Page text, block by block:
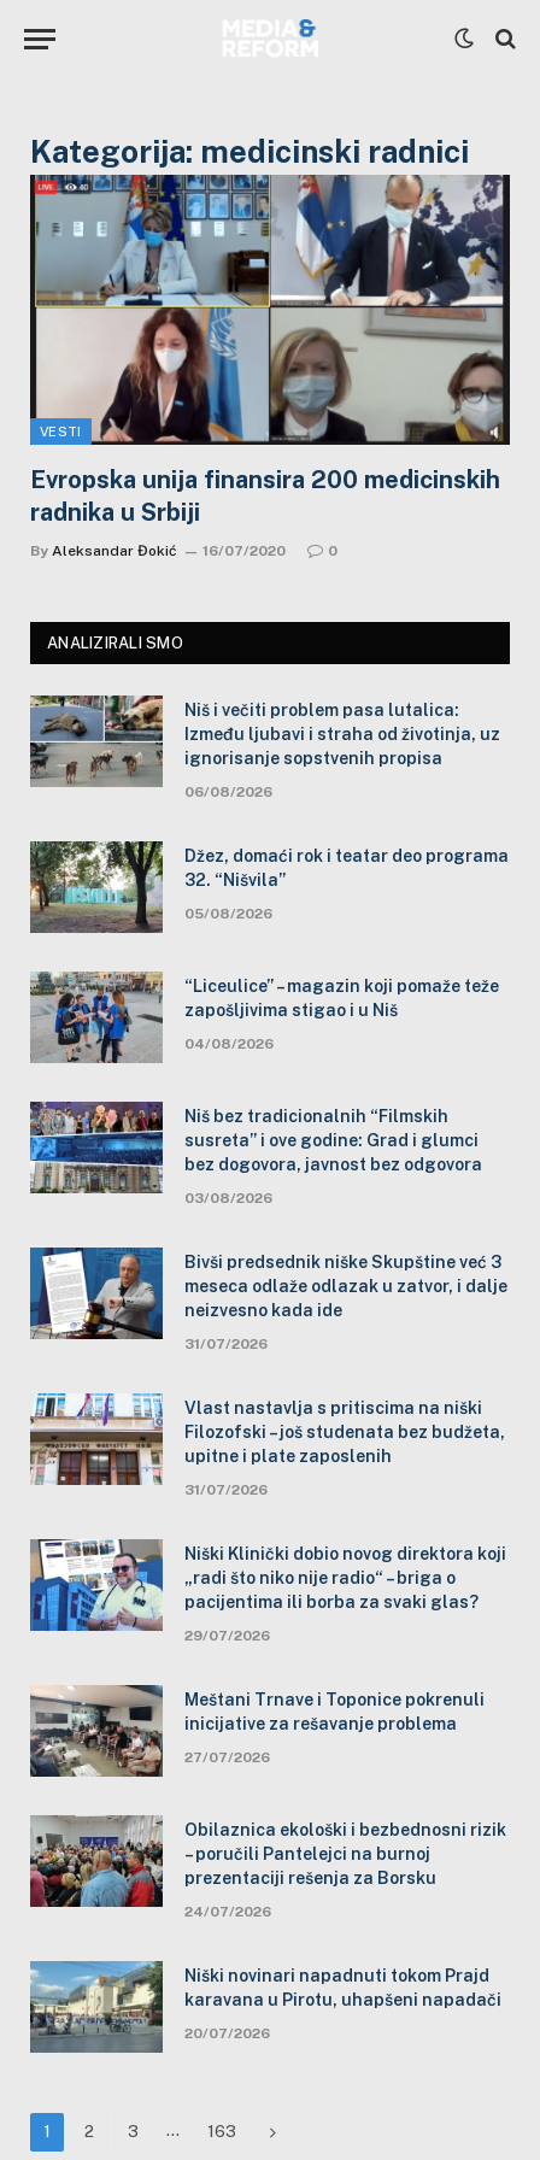
Kategorija: medicinski radnici
VESTI
Evropska unija finansira 200 medicinskih
radnika u Srbiji
By Aleksandar Đokić 16/07/2020 0
ANALIZIRALI SMO
Niš i večiti problem pasa lutalica:
Između ljubavi i straha od životinja, uz
ignorisanje sopstvenih propisa
06/08/2026
Džez, domaći rok i teatar deo programa
32. “Nišvila”
05/08/2026
“Liceulice” – magazin koji pomaže teže
zapošljivima stigao i u Niš
04/08/2026
Niš bez tradicionalnih “Filmskih
susreta” i ove godine: Grad i glumci
bez dogovora, javnost bez odgovora
03/08/2026
Bivši predsednik niške Skupštine već 3
meseca odlaže odlazak u zatvor, i dalje
neizvesno kada ide
31/07/2026
Vlast nastavlja s pritiscima na niški
Filozofski – još studenata bez budžeta,
upitne i plate zaposlenih
31/07/2026
Niški Klinički dobio novog direktora koji
„radi što niko nije radio“ – briga o
pacijentima ili borba za svaki glas?
29/07/2026
Meštani Trnave i Toponice pokrenuli
inicijative za rešavanje problema
27/07/2026
Obilaznica ekološki i bezbednosni rizik
– poručili Pantelejci na burnoj
prezentaciji rešenja za Borsku
24/07/2026
Niški novinari napadnuti tokom Prajd
karavana u Pirotu, uhapšeni napadači
20/07/2026
1 2 3 … 163 Next